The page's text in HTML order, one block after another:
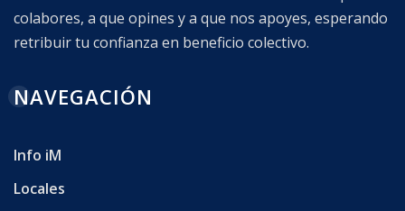
colabores, a que opines y a que nos apoyes, esperando
retribuir tu confianza en beneficio colectivo.
NAVEGACIÓN
Info iM
Locales